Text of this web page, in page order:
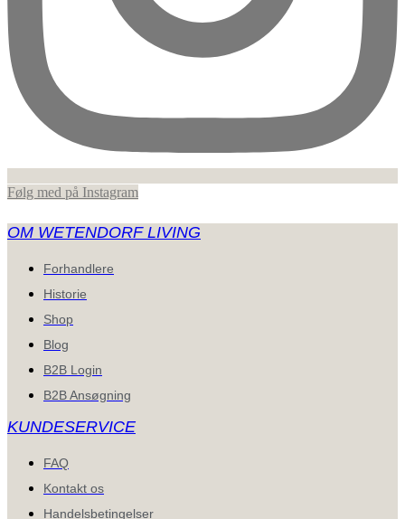
Følg med på Instagram
OM WETENDORF LIVING
Forhandlere
Historie
Shop
Blog
B2B Login
B2B Ansøgning
KUNDESERVICE
FAQ
Kontakt os
Handelsbetingelser